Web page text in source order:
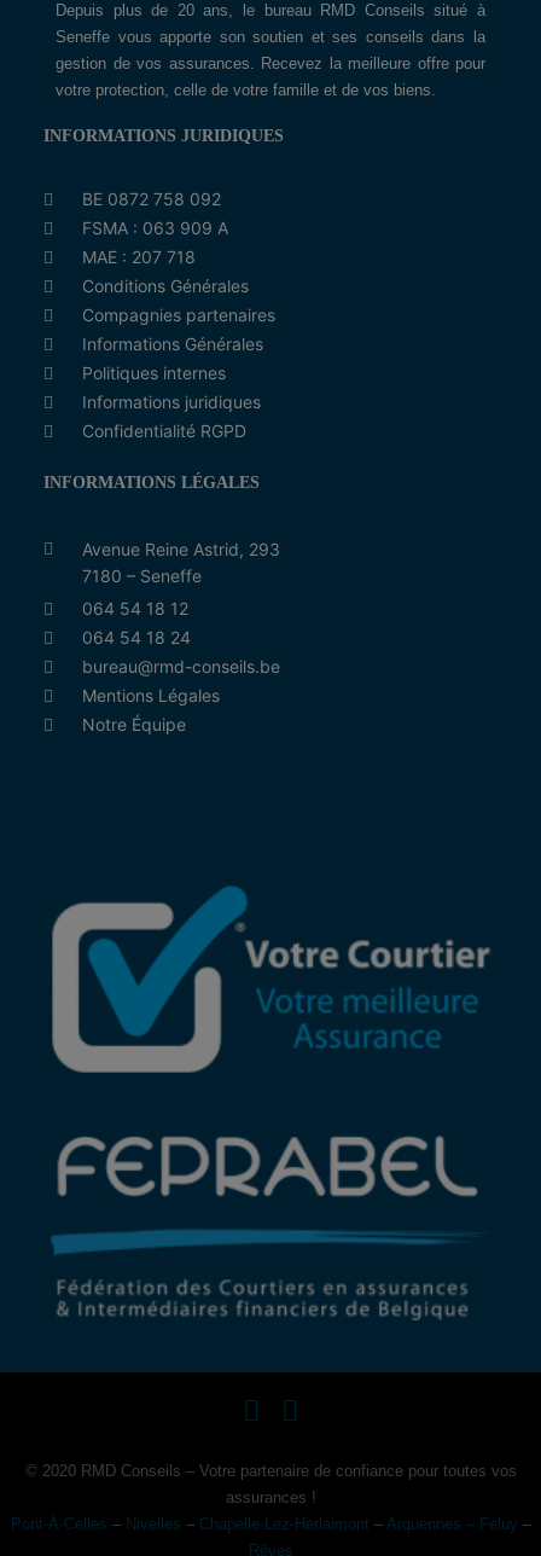
Depuis plus de 20 ans, le bureau RMD Conseils situé à
Seneffe vous apporte son soutien et ses conseils dans la
gestion de vos assurances. Recevez la meilleure offre pour
votre protection, celle de votre famille et de vos biens.
INFORMATIONS JURIDIQUES
BE 0872 758 092
FSMA : 063 909 A
MAE : 207 718
Conditions Générales
Compagnies partenaires
Informations Générales
Politiques internes
Informations juridiques
Confidentialité RGPD
INFORMATIONS LÉGALES
Avenue Reine Astrid, 293
7180 – Seneffe
064 54 18 12
064 54 18 24
bureau@rmd-conseils.be
Mentions Légales
Notre Équipe
© 2020 RMD Conseils – Votre partenaire de confiance pour toutes vos
assurances !
Pont-À-Celles – Nivelles – Chapelle-Lez-Herlaimont – Arquennes – Feluy –
Rêves